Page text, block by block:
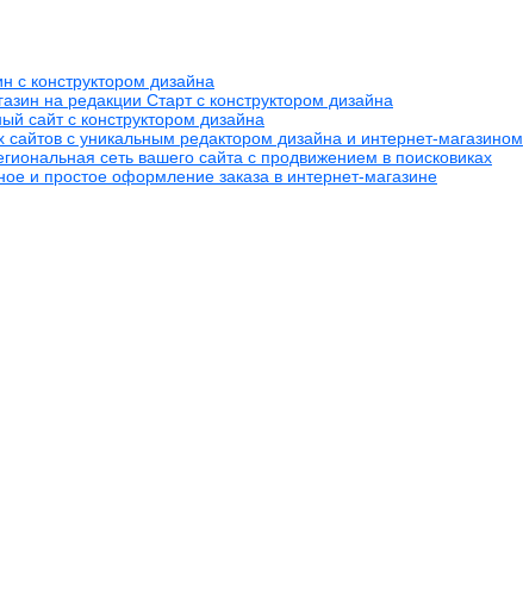
с конструктором дизайна
на редакции Старт с конструктором дизайна
сайт с конструктором дизайна
сайтов с уникальным редактором дизайна и интернет-магазином
сеть вашего сайта с продвижением в поисковиках
и простое оформление заказа в интернет-магазине